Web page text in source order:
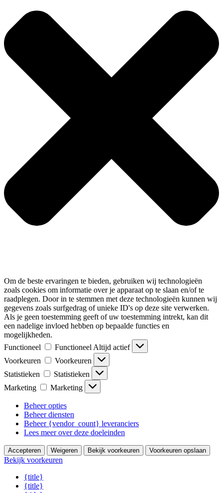
Om de beste ervaringen te bieden, gebruiken wij technologieën
zoals cookies om informatie over je apparaat op te slaan en/of te
raadplegen. Door in te stemmen met deze technologieën kunnen wij
gegevens zoals surfgedrag of unieke ID's op deze site verwerken.
Als je geen toestemming geeft of uw toestemming intrekt, kan dit
een nadelige invloed hebben op bepaalde functies en
mogelijkheden.
Functioneel
Functioneel Altijd actief
Voorkeuren
Voorkeuren
Statistieken
Statistieken
Marketing
Marketing
Beheer opties
Beheer diensten
Beheer {vendor_count} leveranciers
Lees meer over deze doeleinden
Accepteren Weigeren Bekijk voorkeuren Voorkeuren opslaan
Bekijk voorkeuren
{title}
{title}